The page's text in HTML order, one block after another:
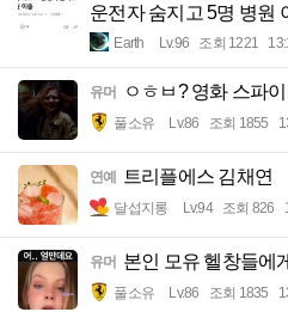
운전자 숨지고 5명 병원
Earth Lv.96 조회 1221
유머 ㅇㅎㅂ? 영화 스파
풀소유 Lv.86 조회 1855
연예 트리플에스 김채연
달섭지롱 Lv.94 조회 826
유머 본인 모유 헬창들에
풀소유 Lv.86 조회 1835